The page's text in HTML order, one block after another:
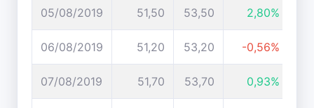
05/08/2019 51,50 53,50 2,80%
06/08/2019 51,20 53,20 -0,56%
07/08/2019 51,70 53,70 0,93%